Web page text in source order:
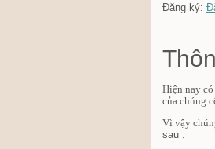
Đăng ký:
Hiện nay
của chúng
Vì vậy ch
sau :